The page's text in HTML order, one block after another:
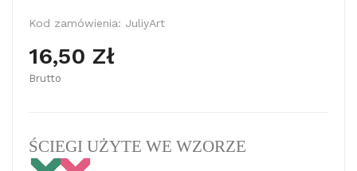
Kod zamówienia: JuliyArt
16,50 Zł
Brutto
ŚCIEGI UŻYTE WE WZORZE